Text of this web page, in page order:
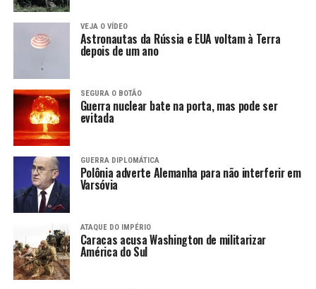
VEJA O VÍDEO
Astronautas da Rússia e EUA voltam à Terra
depois de um ano
SEGURA O BOTÃO
Guerra nuclear bate na porta, mas pode ser
evitada
GUERRA DIPLOMÁTICA
Polônia adverte Alemanha para não interferir em
Varsóvia
ATAQUE DO IMPÉRIO
Caracas acusa Washington de militarizar
América do Sul